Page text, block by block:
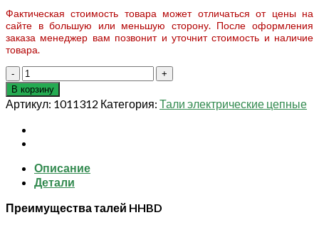
Фактическая стоимость товара может отличаться от цены на
сайте в большую или меньшую сторону. После оформления
заказа менеджер вам позвонит и уточнит стоимость и наличие
товара.
Количество
товара
СТАЦ.
Таль
электрическая
цепная
ТЭЦС
(HHBD0.5-
0,5
В корзину
Артикул: 1011312 Категория: Тали электрические цепные
Описание
Детали
Преимущества талей HHBD